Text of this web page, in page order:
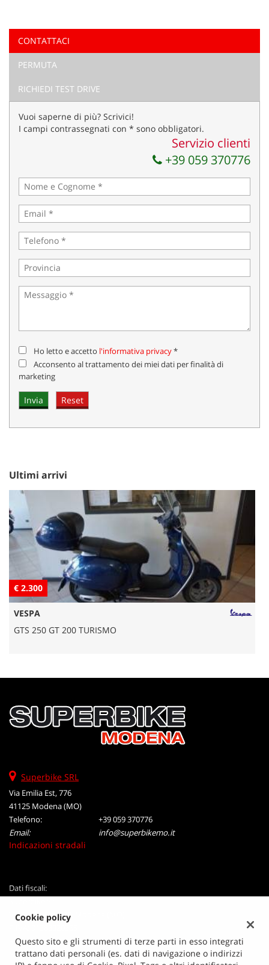
CONTATTACI
PERMUTA
RICHIEDI TEST DRIVE
Vuoi saperne di più? Scrivici!
I campi contrassegnati con * sono obbligatori.
Servizio clienti
+39 059 370776
Ho letto e accetto l'informativa privacy*
Acconsento al trattamento dei miei dati per finalità di
marketing
Ultimi arrivi
€ 2.300
VESPA
GTS 250 GT 200 TURISMO
Superbike SRL
Via Emilia Est, 776
41125 Modena (MO)
Telefono:
+39 059 370776
Email:
info@superbikemo.it
Indicazioni stradali
Dati fiscali:
Via Emilia Est, 776, Modena (MO)
Registro delle imprese:MO
N°01363320365
Cookie policy
Questo sito e gli strumenti di terze parti in esso integrati
trattano dati personali (es. dati di navigazione o indirizzi
Cookie analitici
Cookie di marketing
Leggi
la
cookie
policy
le
impostazioni